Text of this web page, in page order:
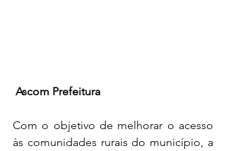
Ascom Prefeitura
Com o objetivo de melhorar o acesso
às comunidades rurais do município, a